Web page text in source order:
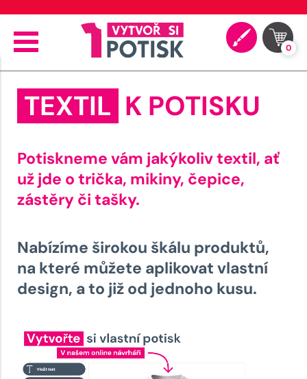
0
TEXTIL K POTISKU
Potiskneme vám jakýkoliv textil, ať
už jde o trička, mikiny, čepice,
zástěry či tašky.
Nabízíme širokou škálu produktů,
na které můžete aplikovat vlastní
design, a to již od jednoho kusu.